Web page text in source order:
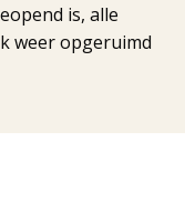
is, alle
weer opgeruimd